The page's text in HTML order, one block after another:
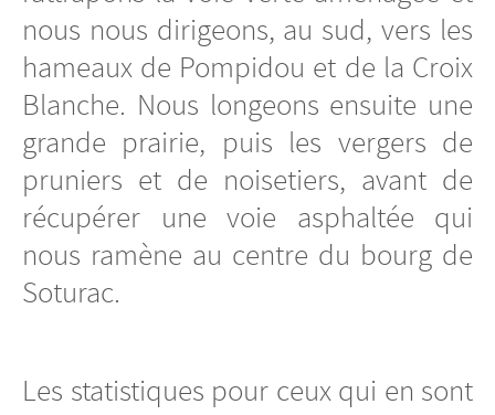
nous nous dirigeons, au sud, vers les
hameaux de Pompidou et de la Croix
Blanche. Nous longeons ensuite une
grande prairie, puis les vergers de
pruniers et de noisetiers, avant de
récupérer une voie asphaltée qui
nous ramène au centre du bourg de
Soturac.
Les statistiques pour ceux qui en sont